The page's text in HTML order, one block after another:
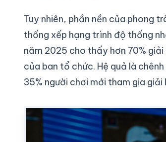
Tuy nhiên, phần nền của phong
thống xếp hạng trình độ thống
năm 2025 cho thấy hơn 70%
của ban tổ chức. Hệ quả là
35% người chơi mới tham gia